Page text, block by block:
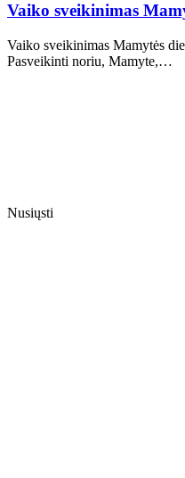
Vaiko sveikinimas
Vaiko sveikinimas Mamytės
Pasveikinti noriu, Mamyte,…
Nusiųsti